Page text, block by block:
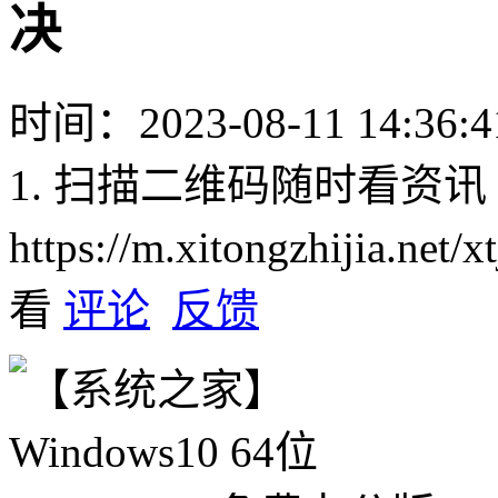
决
时间：2023-08-11
1. 扫描二维码随时看资讯
https://m.xitongzhijia.net/
看 评论 反馈